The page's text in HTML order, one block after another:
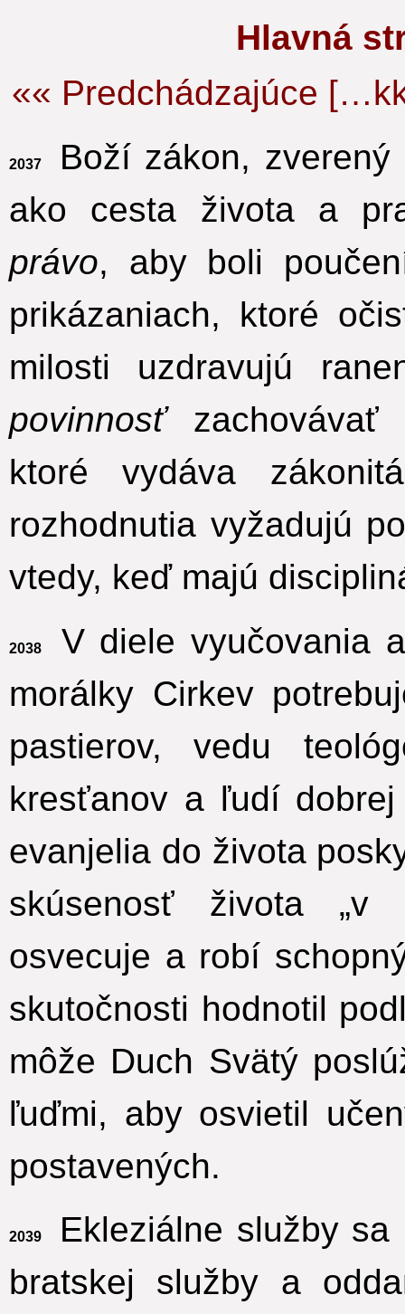
Hlavná
«« Predchádzajúce
2037
Boží zákon,
ako cesta života a
právo, aby boli
prikázaniach, ktoré
milosti uzdravujú
povinnosťzachovávať
ktoré vydáva
rozhodnutia vyžadujú
vtedy, keď majú
2038
V diele vyučovania
morálky Cirkev
pastierov, vedu
kresťanov a ľudí
evanjelia do života
skúsenosť života „v
osvecuje a robí
skutočnosti hodnotil
môže Duch Svätý
ľuďmi, aby osvietil
postavených.
2039
Ekleziálne služby
bratskej služby a